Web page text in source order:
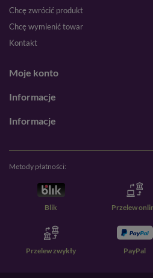
Chcę zwrócić produkt
Chcę wymienić towar
Kontakt
Moje konto
Informacje
Informacje
Metody płatności:
Blik Przelew
Przelew zwykły PayPal